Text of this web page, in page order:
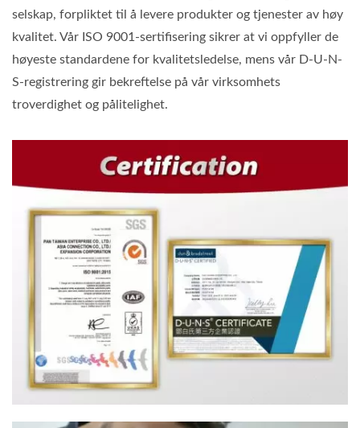
selskap, forpliktet til å levere produkter og tjenester av høy
kvalitet. Vår ISO 9001-sertifisering sikrer at vi oppfyller de
høyeste standardene for kvalitetsledelse, mens vår D-U-N-
S-registrering gir bekreftelse på vår virksomhets
troverdighet og pålitelighet.